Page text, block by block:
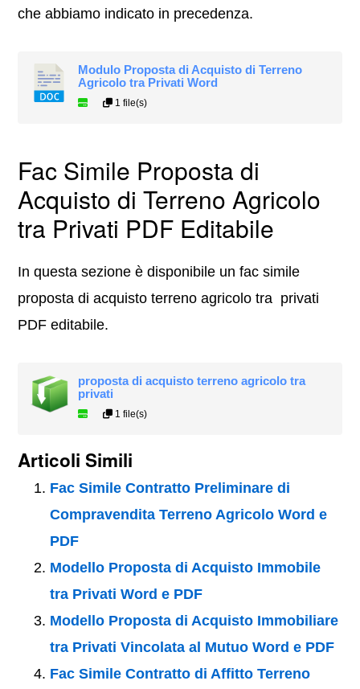
che abbiamo indicato in precedenza.
Modulo Proposta di Acquisto di Terreno
Agricolo tra Privati Word
1 file(s)
Fac Simile Proposta di
Acquisto di Terreno Agricolo
tra Privati PDF Editabile
In questa sezione è disponibile un fac simile
proposta di acquisto terreno agricolo tra privati
PDF editabile.
proposta di acquisto terreno agricolo tra
privati
1 file(s)
Articoli Simili
Fac Simile Contratto Preliminare di
Compravendita Terreno Agricolo Word e
PDF
Modello Proposta di Acquisto Immobile
tra Privati Word e PDF
Modello Proposta di Acquisto Immobiliare
tra Privati Vincolata al Mutuo Word e PDF
Fac Simile Contratto di Affitto Terreno